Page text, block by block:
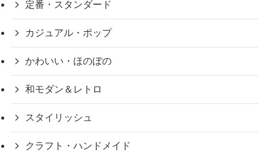
定番・スタンダード
カジュアル・ポップ
かわいい・ほのぼの
和モダン＆レトロ
スタイリッシュ
クラフト・ハンドメイド